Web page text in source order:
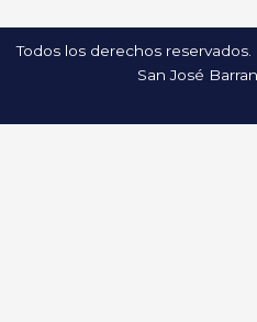
Todos los derechos
San José